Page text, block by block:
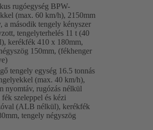
rugóegység BPW-
(max. 60 km/h), 2150mm
a második tengely kényszer
tengelyterhelés 11 t (40
kerékfék 410 x 180mm,
150mm, (fékhenger
tengely egység 16.5 tonnás
(max. 40 km/h),
nyomtáv, rugózás nélkül
szeleppel és kézi
(ALB nélkül), kerékfék
tengely négyszög